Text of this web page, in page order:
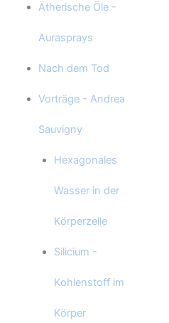
Ätherische Öle -
Aurasprays
Nach dem Tod
Vorträge - Andrea
Sauvigny
Hexagonales
Wasser in der
Körperzelle
Silicium -
Kohlenstoff im
Körper